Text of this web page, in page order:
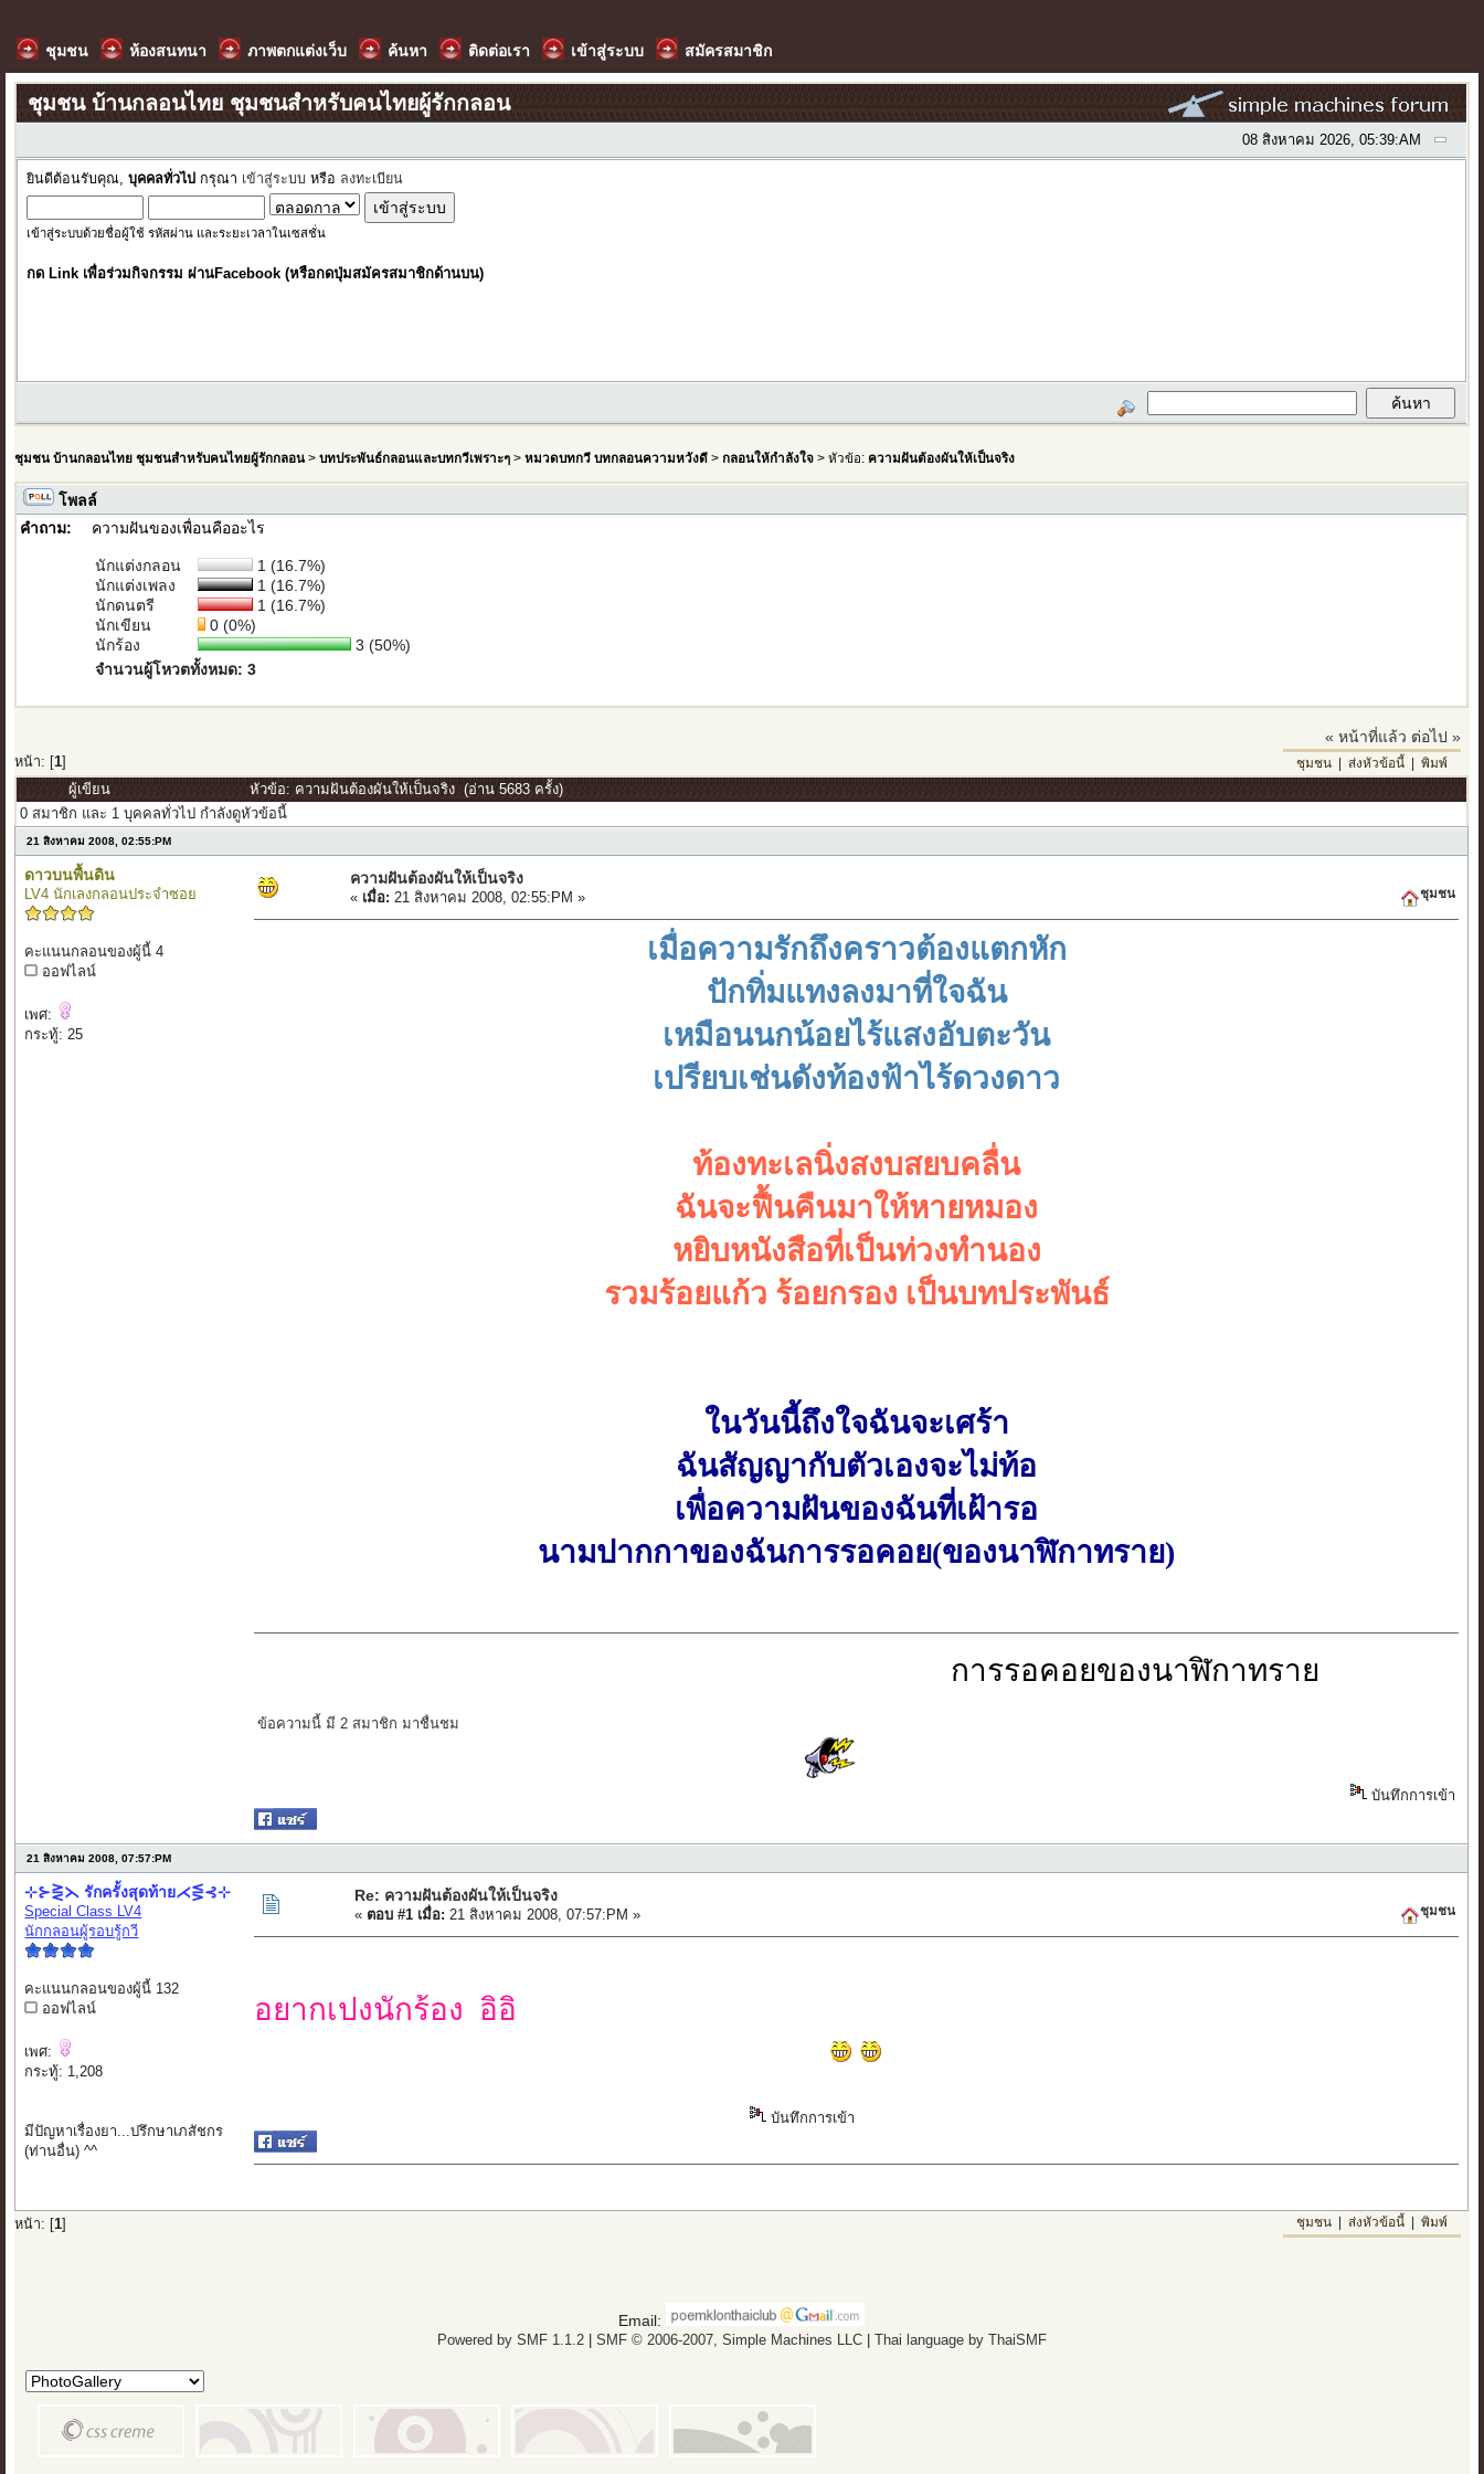
ชุมชน ห้องสนทนา ภาพตกแต่งเว็บ ค้นหา ติดต่อเรา เข้าสู่ระบบ สมัครสมาชิก
ชุมชน บ้านกลอนไทย ชุมชนสำหรับคนไทยผู้รักกลอน
08 สิงหาคม 2026, 05:39:AM
ยินดีต้อนรับคุณ,บุคคลทั่วไป กรุณา เข้าสู่ระบบ หรือ ลงทะเบียน
เข้าสู่ระบบด้วยชื่อผู้ใช้ รหัสผ่าน และระยะเวลาในเซสชั่น
กด Link เพื่อร่วมกิจกรรม ผ่านFacebook (หรือกดปุ่มสมัครสมาชิกด้านบน)
ชุมชน บ้านกลอนไทย ชุมชนสำหรับคนไทยผู้รักกลอน >บทประพันธ์กลอนและบทกวีเพราะๆ >หมวดบทกวี บทกลอนความหวังดี >กลอนให้กำลังใจ > หัวข้อ: ความฝันต้องผันให้เป็นจริง
โพลล์
คำถาม:
ความฝันของเพื่อนคืออะไร
นักแต่งกลอน
1 (16.7%)
นักแต่งเพลง
1 (16.7%)
นักดนตรี
1 (16.7%)
นักเขียน
0 (0%)
นักร้อง
3 (50%)
จำนวนผู้โหวตทั้งหมด: 3
หน้า: [1
« หน้าที่แล้ว ต่อไป »
ชุมชน| ส่งหัวข้อนี้| พิมพ์
ผู้เขียน
หัวข้อ: ความฝันต้องผันให้เป็นจริง (อ่าน 5683 ครั้ง)
0 สมาชิก และ 1 บุคคลทั่วไป กำลังดูหัวข้อนี้
21 สิงหาคม 2008, 02:55:PM
ดาวบนพื้นดิน
LV4 นักเลงกลอนประจำซอย
คะแนนกลอนของผู้นี้ 4
ออฟไลน์
เพศ:
กระทู้: 25
ความฝันต้องผันให้เป็นจริง
« เมื่อ: 21 สิงหาคม 2008, 02:55:PM » ชุมชน
เมื่อความรักถึงคราวต้องแตกหัก
ปักทิ่มแทงลงมาที่ใจฉัน
เหมือนนกน้อยไร้แสงอับตะวัน
เปรียบเช่นดังท้องฟ้าไร้ดวงดาว
ท้องทะเลนิ่งสงบสยบคลื่น
ฉันจะฟื้นคืนมาให้หายหมอง
หยิบหนังสือที่เป็นท่วงทำนอง
รวมร้อยแก้ว ร้อยกรอง เป็นบทประพันธ์
ในวันนี้ถึงใจฉันจะเศร้า
ฉันสัญญากับตัวเองจะไม่ท้อ
เพื่อความฝันของฉันที่เฝ้ารอ
นามปากกาของฉันการรอคอย(ของนาฬิกาทราย)
การรอคอยของนาฬิกาทราย
ข้อความนี้ มี 2 สมาชิก มาชื่นชม
บันทึกการเข้า
21 สิงหาคม 2008, 07:57:PM
⊹⊱⋛⋋ รักครั้งสุดท้าย⋌⋚⊰⊹
Special Class LV4
นักกลอนผู้รอบรู้กวี
คะแนนกลอนของผู้นี้ 132
ออฟไลน์
เพศ:
กระทู้: 1,208
มีปัญหาเรื่องยา...ปรึกษาเภสัชกร
(ท่านอื่น) ^^
Re: ความฝันต้องผันให้เป็นจริง
« ตอบ #1 เมื่อ: 21 สิงหาคม 2008, 07:57:PM » ชุมชน
อยากเปงนักร้อง อิอิ
บันทึกการเข้า
หน้า: [1 ชุมชน| ส่งหัวข้อนี้| พิมพ์
Email:
Powered by SMF 1.1.2| SMF © 2006-2007, Simple Machines LLC| Thai language by ThaiSMF